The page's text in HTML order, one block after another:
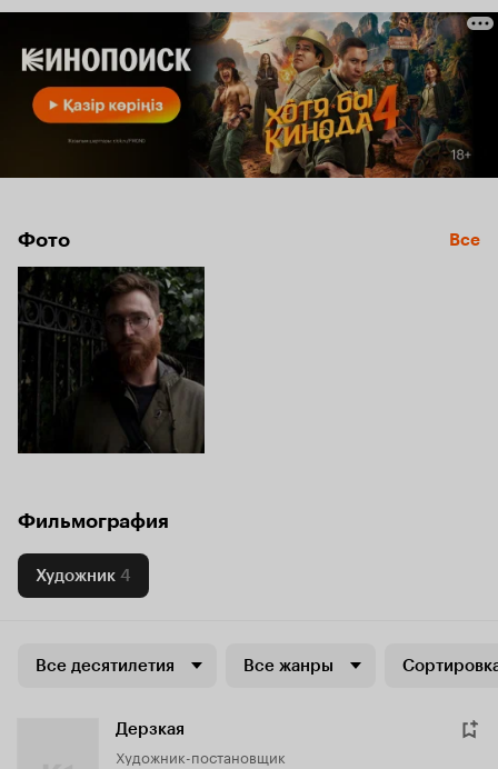
Фото Все
Фильмография
Художник 4
Все десятилетия Все жанры
Дерзкая
Художник-постановщик